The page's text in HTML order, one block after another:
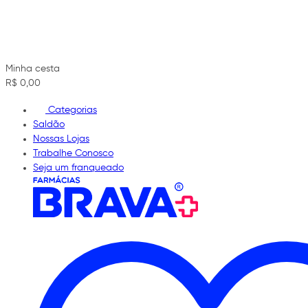
Minha cesta
R$ 0,00
Categorias
Saldão
Nossas Lojas
Trabalhe Conosco
Seja um franqueado